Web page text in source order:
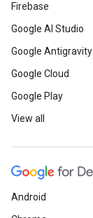
Firebase
Google AI Studio
Google Antigravity
Google Cloud
Google Play
View all
Android